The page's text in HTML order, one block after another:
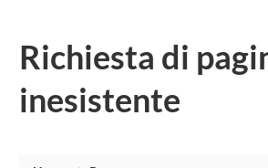
Richiesta di
inesistente